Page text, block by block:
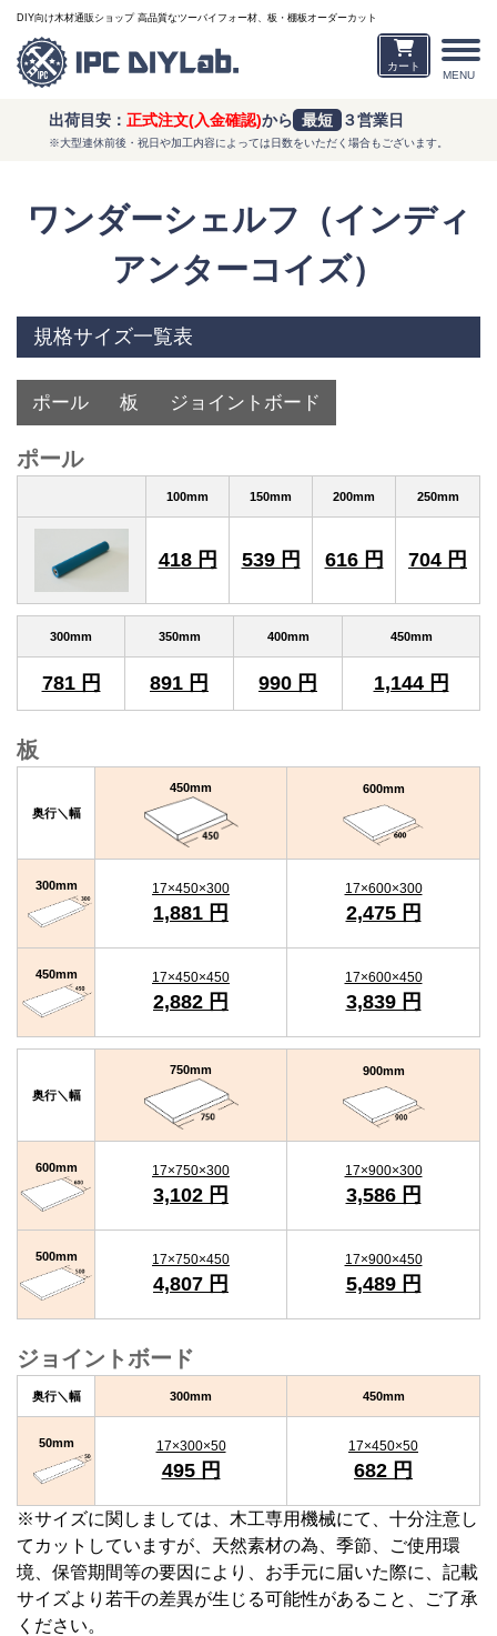
MENU
DIY向け木材通販ショップ 高品質なツーバイフォー材、板・棚板オーダーカット
カート
出荷目安： 正式注文(入金確認)から 最短 ３営業日
※大型連休前後・祝日や加工内容によっては日数をいただく場合もございます。
ワンダーシェルフ（インディ
アンターコイズ）
規格サイズ一覧表
ポール 板 ジョイントボード
ポール
100mm 150mm 200mm 250mm
418 円 539 円 616 円 704 円
300mm 350mm 400mm 450mm
781 円 891 円 990 円 1,144 円
板
奥行＼幅
450mm 600mm
300mm 17×450×300
1,881 円
17×600×300
2,475 円
450mm 17×450×450
2,882 円
17×600×450
3,839 円
奥行＼幅
750mm 900mm
600mm 17×750×300
3,102 円
17×900×300
3,586 円
500mm 17×750×450
4,807 円
17×900×450
5,489 円
ジョイントボード
奥行＼幅 300mm 450mm
50mm 17×300×50
495 円
17×450×50
682 円
※サイズに関しましては、木工専用機械にて、十分注意し
てカットしていますが、天然素材の為、季節、ご使用環
境、保管期間等の要因により、お手元に届いた際に、記載
サイズより若干の差異が生じる可能性があること、ご了承
ください。